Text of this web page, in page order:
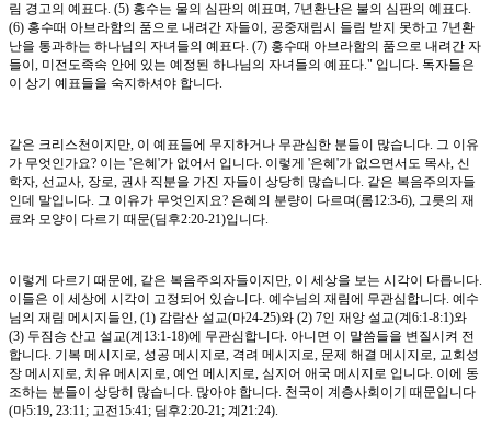
림 경고의 예표다. (5) 홍수는 물의 심판의 예표며, 7년환난은 불의 심판의 예표다.
(6) 홍수때 아브라함의 품으로 내려간 자들이, 공중재림시 들림 받지 못하고 7년환
난을 통과하는 하나님의 자녀들의 예표다. (7) 홍수때 아브라함의 품으로 내려간 자
들이, 미전도족속 안에 있는 예정된 하나님의 자녀들의 예표다." 입니다. 독자들은
이 상기 예표들을 숙지하셔야 합니다.
같은 크리스천이지만, 이 예표들에 무지하거나 무관심한 분들이 많습니다. 그 이유
가 무엇인가요? 이는 '은혜'가 없어서 입니다. 이렇게 '은혜'가 없으면서도 목사, 신
학자, 선교사, 장로, 권사 직분을 가진 자들이 상당히 많습니다. 같은 복음주의자들
인데 말입니다. 그 이유가 무엇인지요? 은혜의 분량이 다르며(롬12:3-6), 그릇의 재
료와 모양이 다르기 때문(딤후2:20-21)입니다.
이렇게 다르기 때문에, 같은 복음주의자들이지만, 이 세상을 보는 시각이 다릅니다.
이들은 이 세상에 시각이 고정되어 있습니다. 예수님의 재림에 무관심합니다. 예수
님의 재림 메시지들인, (1) 감람산 설교(마24-25)와 (2) 7인 재앙 설교(계6:1-8:1)와
(3) 두짐승 산고 설교(계13:1-18)에 무관심합니다. 아니면 이 말씀들을 변질시켜 전
합니다. 기복 메시지로, 성공 메시지로, 격려 메시지로, 문제 해결 메시지로, 교회성
장 메시지로, 치유 메시지로, 예언 메시지로, 심지어 애국 메시지로 입니다. 이에 동
조하는 분들이 상당히 많습니다. 많아야 합니다. 천국이 계층사회이기 때문입니다
(마5:19, 23:11; 고전15:41; 딤후2:20-21; 계21:24).